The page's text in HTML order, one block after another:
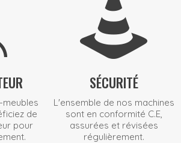
meubles
de
pour
SÉCURITÉ
L'ensemble de nos machines
sont en conformité C.E,
assurées et révisées
régulièrement.